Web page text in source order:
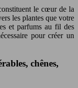
le cœur de la
les plantes que votre
et parfums au fil des
pour créer un
chênes,